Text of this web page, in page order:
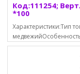
Код:111254;
*100
Характеристики:Тип